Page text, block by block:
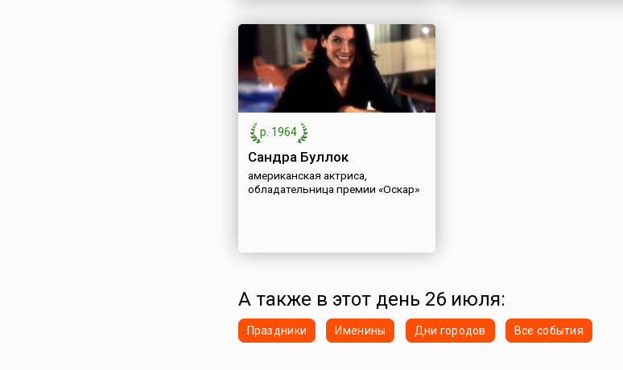
р. 1964
Сандра Буллок
американская актриса,
обладательница премии «Оскар»
А также в этот день 26 июля:
Праздники Именины Дни городов Все события